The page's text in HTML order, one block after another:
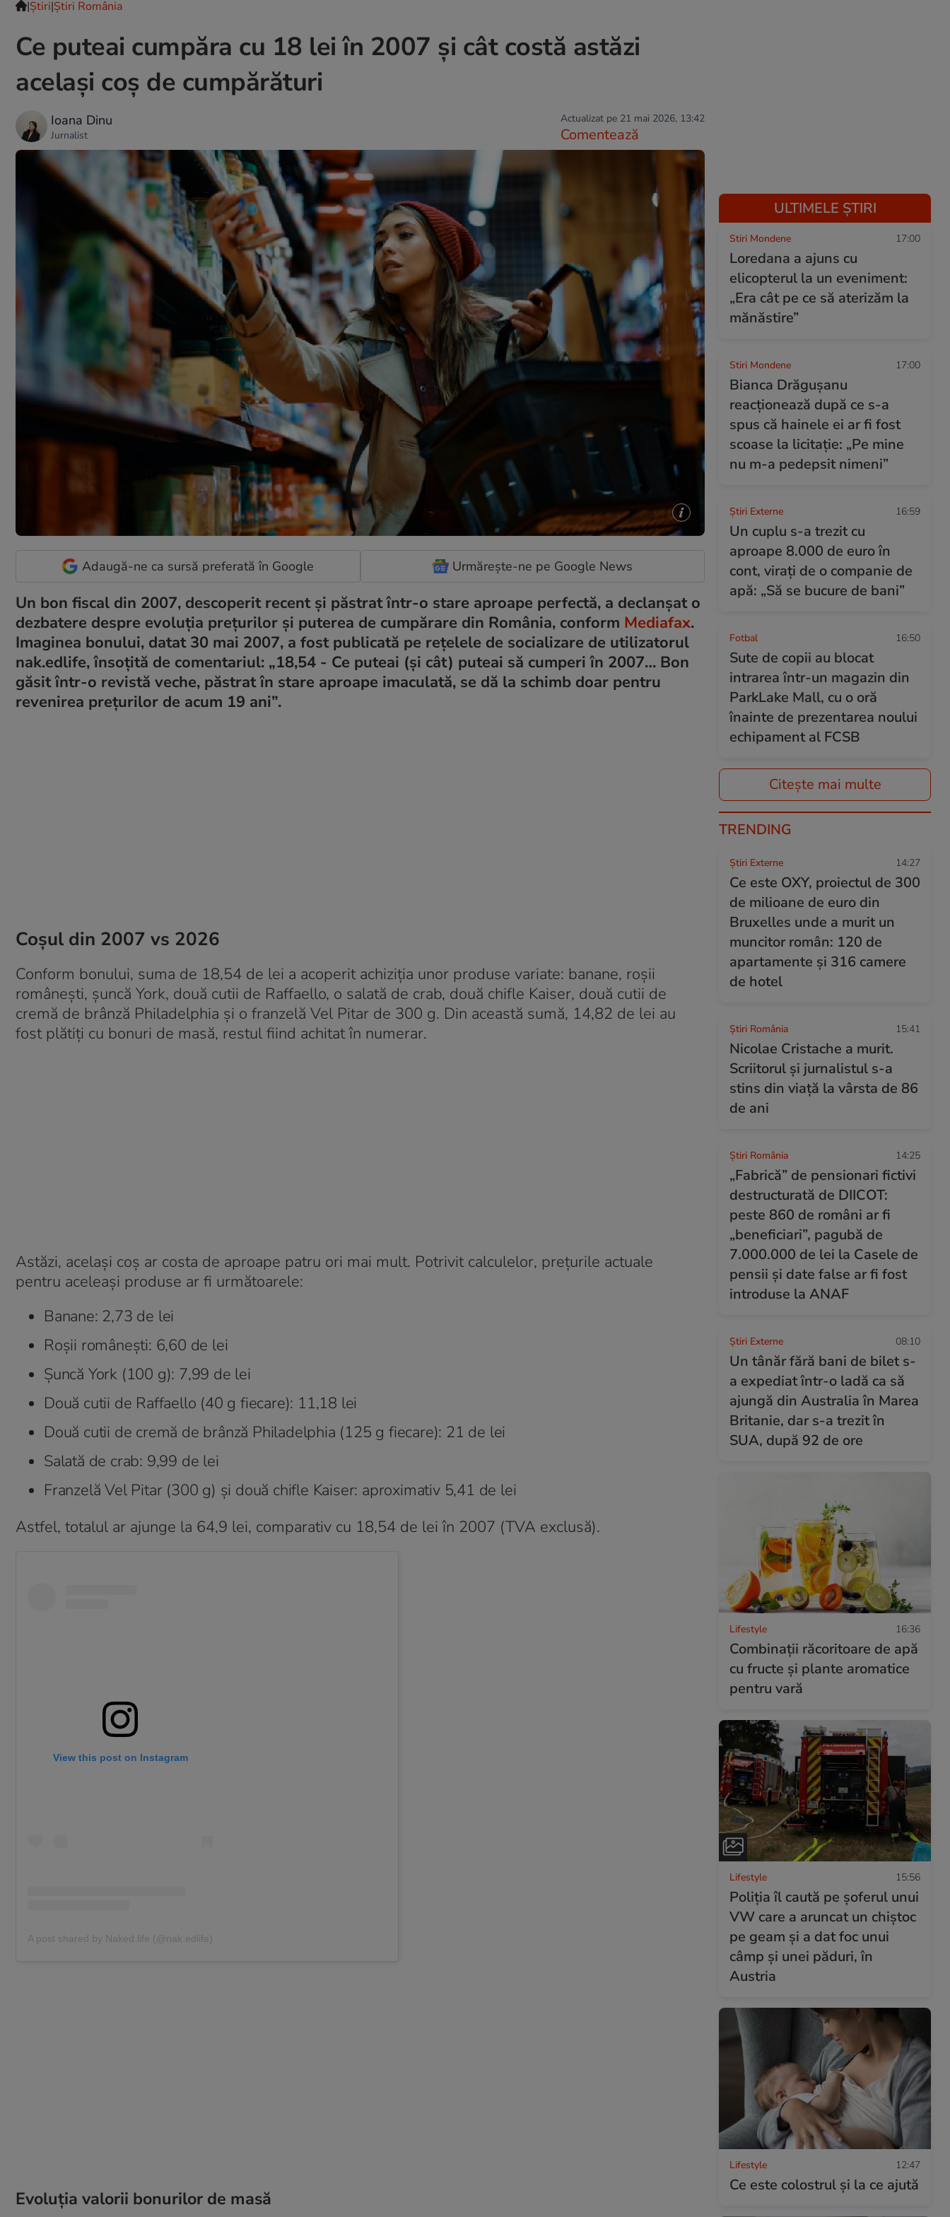
|Ştiri|Știri România
Ce puteai cumpăra cu 18 lei în 2007 și cât costă astăzi
același coș de cumpărături
Ioana Dinu
Jurnalist
Actualizat pe 21 mai 2026, 13:42
Comentează
Adaugă-ne ca sursă preferată în Google Urmărește-ne pe Google News
Un bon fiscal din 2007, descoperit recent și păstrat într-o stare aproape perfectă, a declanșat o
dezbatere despre evoluția prețurilor și puterea de cumpărare din România, conform Mediafax.
Imaginea bonului, datat 30 mai 2007, a fost publicată pe rețelele de socializare de utilizatorul
nak.edlife, însoțită de comentariul: „18,54 - Ce puteai (și cât) puteai să cumperi în 2007… Bon
găsit într-o revistă veche, păstrat în stare aproape imaculată, se dă la schimb doar pentru
revenirea prețurilor de acum 19 ani”.
Coșul din 2007 vs 2026
Conform bonului, suma de 18,54 de lei a acoperit achiziția unor produse variate: banane, roșii
românești, șuncă York, două cutii de Raffaello, o salată de crab, două chifle Kaiser, două cutii de
cremă de brânză Philadelphia și o franzelă Vel Pitar de 300 g. Din această sumă, 14,82 de lei au
fost plătiți cu bonuri de masă, restul fiind achitat în numerar.
Astăzi, același coș ar costa de aproape patru ori mai mult. Potrivit calculelor, prețurile actuale
pentru aceleași produse ar fi următoarele:
Banane: 2,73 de lei
Roșii românești: 6,60 de lei
Șuncă York (100 g): 7,99 de lei
Două cutii de Raffaello (40 g fiecare): 11,18 lei
Două cutii de cremă de brânză Philadelphia (125 g fiecare): 21 de lei
Salată de crab: 9,99 de lei
Franzelă Vel Pitar (300 g) și două chifle Kaiser: aproximativ 5,41 de lei
Astfel, totalul ar ajunge la 64,9 lei, comparativ cu 18,54 de lei în 2007 (TVA exclusă).
View this post on Instagram
A post shared by Naked.life (@nak.edlife)
Evoluția valorii bonurilor de masă
ULTIMELE ȘTIRI
Stiri Mondene 17:00
Loredana a ajuns cu
elicopterul la un eveniment:
„Era cât pe ce să aterizăm la
mănăstire”
Stiri Mondene 17:00
Bianca Drăgușanu
reacționează după ce s-a
spus că hainele ei ar fi fost
scoase la licitație: „Pe mine
nu m-a pedepsit nimeni”
Știri Externe 16:59
Un cuplu s-a trezit cu
aproape 8.000 de euro în
cont, virați de o companie de
apă: „Să se bucure de bani”
Fotbal 16:50
Sute de copii au blocat
intrarea într-un magazin din
ParkLake Mall, cu o oră
înainte de prezentarea noului
echipament al FCSB
Citește mai multe
TRENDING
Știri Externe 14:27
Ce este OXY, proiectul de 300
de milioane de euro din
Bruxelles unde a murit un
muncitor român: 120 de
apartamente și 316 camere
de hotel
Știri România 15:41
Nicolae Cristache a murit.
Scriitorul și jurnalistul s-a
stins din viață la vârsta de 86
de ani
Știri România 14:25
„Fabrică” de pensionari fictivi
destructurată de DIICOT:
peste 860 de români ar fi
„beneficiari”, pagubă de
7.000.000 de lei la Casele de
pensii și date false ar fi fost
introduse la ANAF
Știri Externe 08:10
Un tânăr fără bani de bilet s-
a expediat într-o ladă ca să
ajungă din Australia în Marea
Britanie, dar s-a trezit în
SUA, după 92 de ore
Lifestyle 16:36
Combinaţii răcoritoare de apă
cu fructe şi plante aromatice
pentru vară
Lifestyle 15:56
Poliția îl caută pe șoferul unui
VW care a aruncat un chiștoc
pe geam și a dat foc unui
câmp și unei păduri, în
Austria
Lifestyle 12:47
Ce este colostrul și la ce ajută